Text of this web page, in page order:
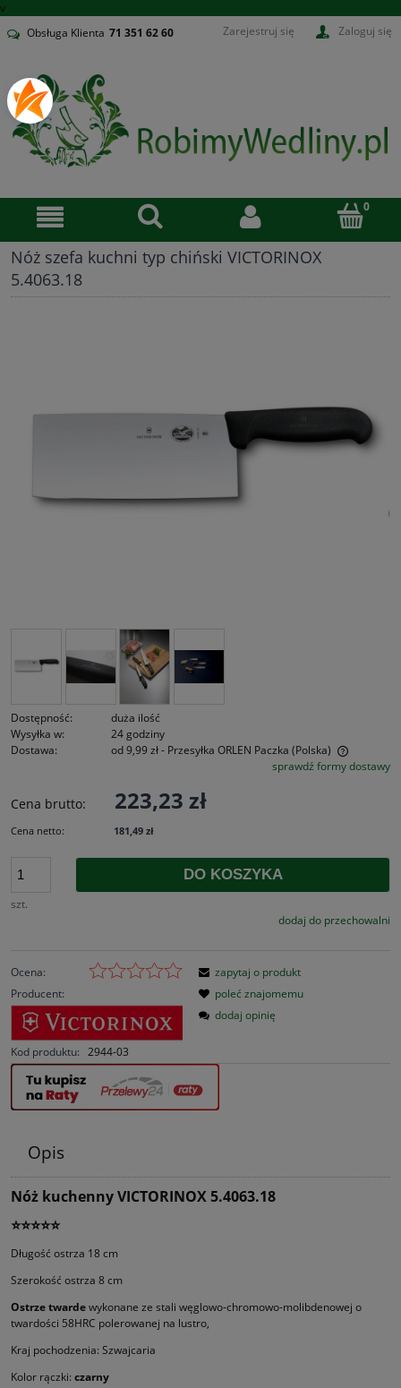
v
Obsługa Klienta 71 351 62 60 Zarejestruj się Zaloguj się
Nóż szefa kuchni typ chiński VICTORINOX
5.4063.18
Dostępność:
duża ilość
Wysyłka w:
24 godziny
Dostawa:
od 9,99 zł- Przesyłka ORLEN Paczka (Polska)
Cena nie zawiera ewentualnych kosztów płatnościsprawdź formy dostawy
Cena brutto: 223,23 zł
Cena netto: 181,49 zł
szt.
DO KOSZYKA
dodaj do przechowalni
Ocena:
Producent:
Kod produktu: 2944-03
zapytaj o produkt
poleć znajomemu
dodaj opinię
Opis
Nóż kuchenny VICTORINOX 5.4063.18
⭐⭐⭐⭐⭐
Długość ostrza 18 cm
Szerokość ostrza 8 cm
Ostrze twardewykonane ze stali węglowo-chromowo-molibdenowej o
twardości 58HRC polerowanej na lustro,
Kraj pochodzenia: Szwajcaria
Kolor rączki: czarny